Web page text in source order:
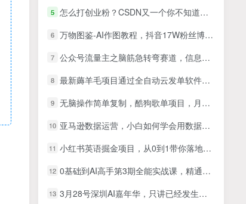
5 怎么打创业粉？CSDN又一个你不知道的打粉引流神秘平台，单人日引500+精准流量
6 万物图鉴-AI作图教程，抖音17W粉丝博主亲授，0基础、0经验、0粉丝可做
7 公众号流量主之脑筋急转弯赛道，信息差玩法，适合长期当饭碗
8 最新薅羊毛项目通过全自动云发单软件在羊毛平台无限捞金日入200+
9 无脑操作简单复制，酷狗歌单项目，月入2W＋，可放大
10 亚马逊数据运营，小白如何学会用数据指导运营（10节课+资料数据）
11 小红书英语掘金项目，从0到1带你落地拿收益，月入5位数很稳
12 0基础到AI高手第3期全能实战课，精通AI提示词+绘画+文案+PPT+视频，全方位提升效率与副业收益
13 3月28号深圳AI嘉年华，只讲已经发生的，只讲正在賺钱的，只讲可以复制的